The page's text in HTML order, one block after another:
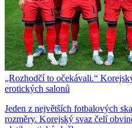
„Rozhodčí to očekávali.“
erotických salonů
Jeden z největších fotbalových
rozměry. Korejský svaz čelí